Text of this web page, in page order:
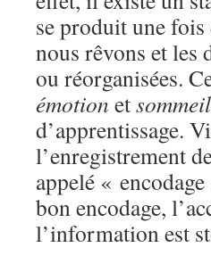
se produit une
nous rêvons et les
ou réorganisées.
émotion etsommeil
d’apprentissage.
l’enregistrement
appelé «
bon encodage,
l’information est